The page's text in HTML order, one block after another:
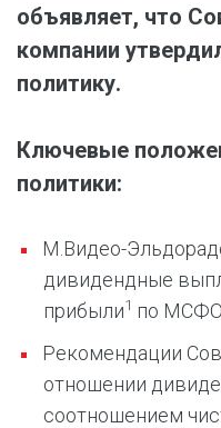
объявляет, что
компании
политику.
Ключевые
политики:
М.Видео-
дивидендные
прибыли1 по МСФО
Рекомендации
отношении
соотношением